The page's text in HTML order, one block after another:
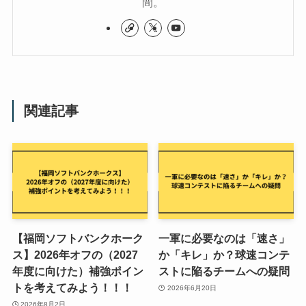
関連記事
【福岡ソフトバンクホーク
ス】2026年オフの（2027
年度に向けた）補強ポイン
トを考えてみよう！！！
2026年8月2日
一軍に必要なのは「速さ」
か「キレ」か？球速コンテ
ストに陥るチームへの疑問
2026年6月20日